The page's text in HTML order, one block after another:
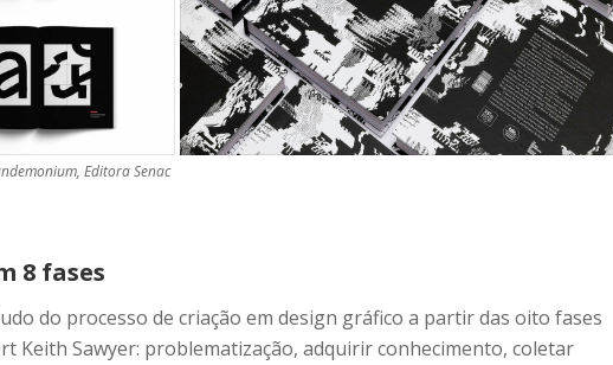
Editora Senac
8 fases
do processo de criação em design gráfico a partir das oito fases
Keith Sawyer: problematização, adquirir conhecimento, coletar